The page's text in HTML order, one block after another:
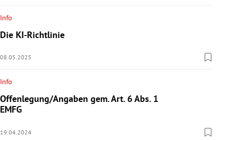
Info
Die KI-Richtlinie
08.05.2025
Info
Offenlegung/Angaben gem. Art. 6 Abs. 1
EMFG
19.04.2024